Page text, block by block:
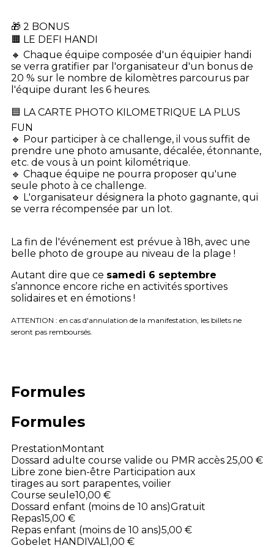
🎁 2 BONUS
🟧 LE DEFI HANDI
🔸 Chaque équipe composée d'un équipier handi
se verra gratifier par l'organisateur d'un bonus de
20 % sur le nombre de kilomètres parcourus par
l'équipe durant les 6 heures.
🟦 LA CARTE PHOTO KILOMETRIQUE LA PLUS
FUN
🔹 Pour participer à ce challenge, il vous suffit de
prendre une photo amusante, décalée, étonnante,
etc. de vous à un point kilométrique.
🔹 Chaque équipe ne pourra proposer qu'une
seule photo à ce challenge.
🔹 L'organisateur désignera la photo gagnante, qui
se verra récompensée par un lot.
La fin de l'événement est prévue à 18h, avec une
belle photo de groupe au niveau de la plage !
Autant dire que ce samedi 6 septembre
s’annonce encore riche en activités sportives
solidaires et en émotions !
ATTENTION : en cas d'annulation de la manifestation, les billets ne
seront pas remboursés.
Formules
Formules
PrestationMontant
Dossard adulte course valide ou PMR accès
Libre zone bien-être Participation aux
tirages au sort parapentes, voilier
25,00 €
Course seule10,00 €
Dossard enfant (moins de 10 ans)Gratuit
Repas15,00 €
Repas enfant (moins de 10 ans)5,00 €
Gobelet HANDIVAL1,00 €